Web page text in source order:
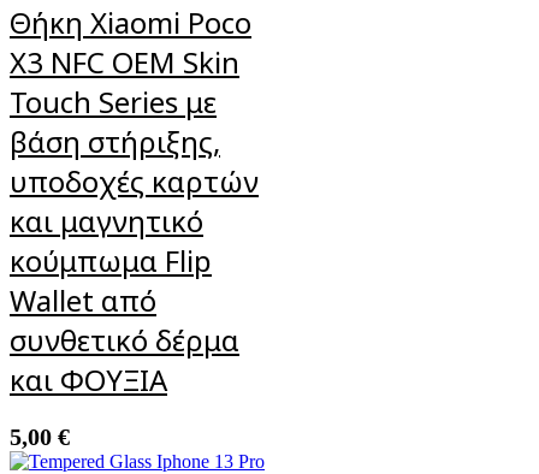
Θήκη Xiaomi Poco
X3 NFC OEM Skin
Touch Series με
βάση στήριξης,
υποδοχές καρτών
και μαγνητικό
κούμπωμα Flip
Wallet από
συνθετικό δέρμα
και ΦΟΥΞΙΑ
5,00 €